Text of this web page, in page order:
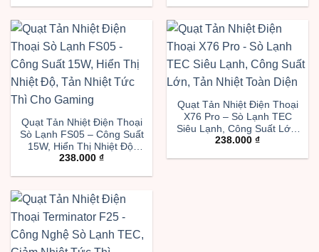
Quạt Tản Nhiệt Điện Thoại
Sò Lạnh FS05 – Công Suất
15W, Hiển Thị Nhiệt Độ,
Tản Nhiệt Tức Thì Cho
238.000 ₫
Quạt Tản Nhiệt Điện Thoại
X76 Pro – Sò Lạnh TEC
Siêu Lạnh, Công Suất Lớn,
Tản Nhiệt Toàn Diện
238.000 ₫